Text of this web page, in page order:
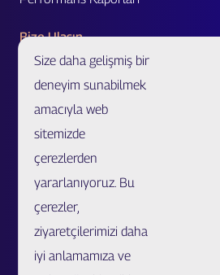
Size daha gelişmiş bir
deneyim sunabilmek
amacıyla web
sitemizde
çerezlerden
yararlanıyoruz. Bu
çerezler,
ziyaretçilerimizi daha
iyi anlamamıza ve
Bize Ulaşın
Acente Başvurusu
Acente/Broker Bul
Bölge Müdürlükleri ve İletişim Formu
Özel Ürünler ve Uzatılmış Garanti İş
Sahtecilik Bildirim
Müşteri İlişkileri Merkezi
Kariyer
Talep / Öneri / Şikayet